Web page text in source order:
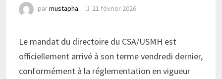
parmustapha 21 février 2026
Le mandat du directoire du CSA/USMH est
officiellement arrivé à son terme vendredi dernier,
conformément à la réglementation en vigueur